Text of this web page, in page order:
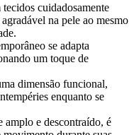
cuidadosamente
na pele ao mesmo
se adapta
um toque de
dimensão funcional,
enquanto se
amplo e descontraído, é